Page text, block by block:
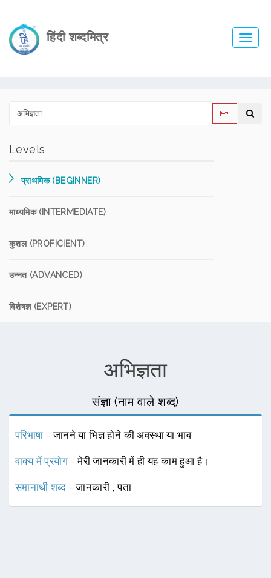
हिंदी शब्दमित्र
Levels
प्राथमिक (BEGINNER)
माध्यमिक (INTERMEDIATE)
कुशल (PROFICIENT)
उन्नत (ADVANCED)
विशेषज्ञ (EXPERT)
अभिज्ञता
संज्ञा (नाम वाले शब्द)
परिभाषा -जानने या भिज्ञ होने की अवस्था या भाव
वाक्य में प्रयोग -मेरी जानकारी में ही यह काम हुआ है।
समानार्थी शब्द -जानकारी ,पता